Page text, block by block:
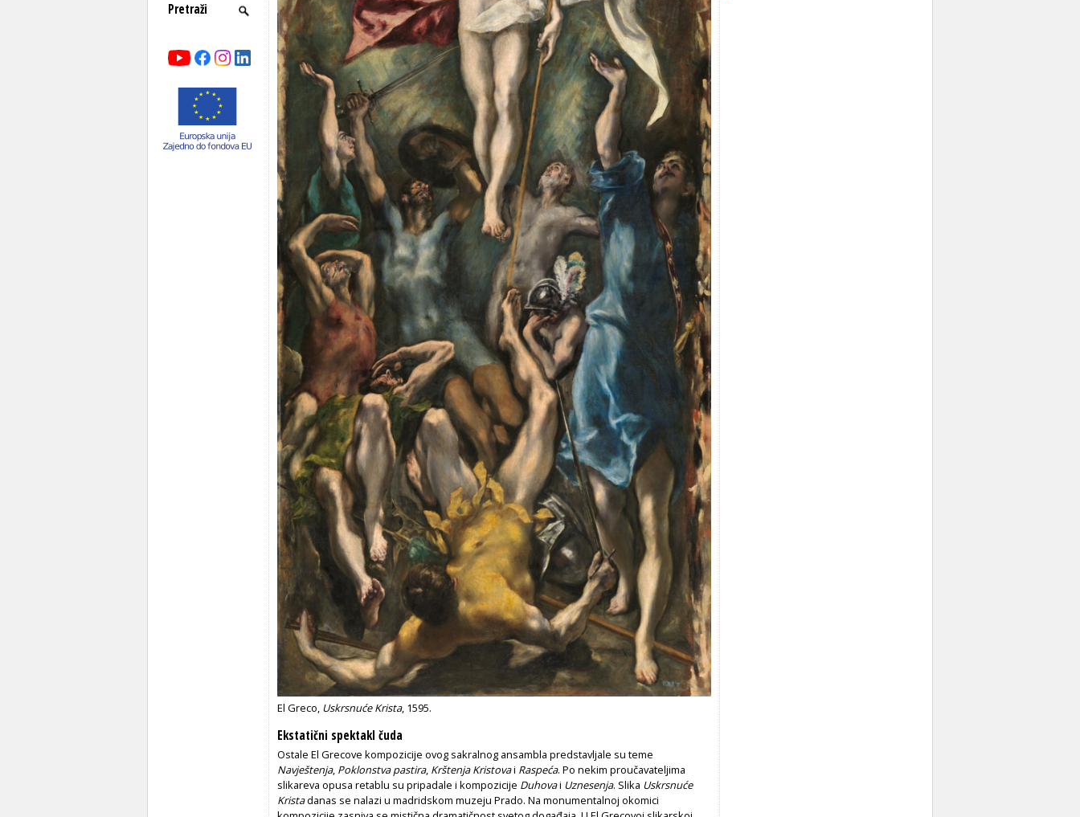
El Greco, Uskrsnuće Krista, 1595.
Ekstatični spektakl čuda
Ostale El Grecove kompozicije ovog sakralnog ansambla predstavljale su teme
Navještenja, Poklonstva pastira, Krštenja Kristovai Raspeća. Po nekim proučavateljima
slikareva opusa retablu su pripadale i kompozicije Duhovai Uznesenja. Slika Uskrsnuće
Kristadanas se nalazi u madridskom muzeju Prado. Na monumentalnoj okomici